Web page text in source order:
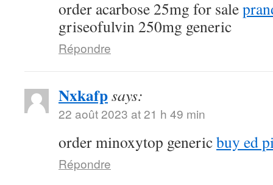
order acarbose 25mg for sale
griseofulvin 250mg generic
Répondre
Nxkafpsays:
22 août 2023 at 21 h 49 min
order minoxytop genericbuy ed
Répondre